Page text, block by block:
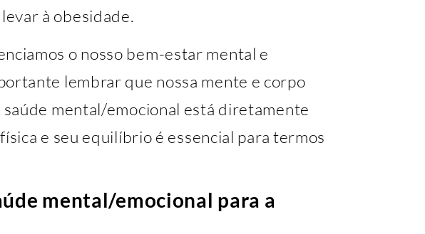
à obesidade.
o nosso bem-estar mental e
lembrar que nossa mente e corpo
saúde mental/emocional está diretamente
e seu equilíbrio é essencial para termos
mental/emocional para a